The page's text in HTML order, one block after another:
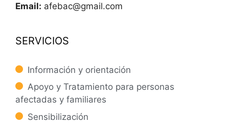
Email: afebac@gmail.com
SERVICIOS
Información y orientación
Apoyo y Tratamiento para personas
afectadas y familiares
Sensibilización